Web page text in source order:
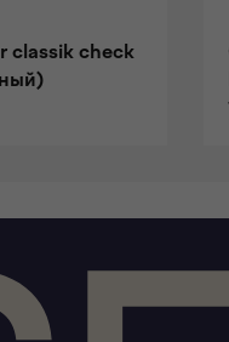
classik check